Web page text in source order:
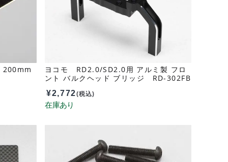
200mm
ヨコモ RD2.0/SD2.0用 アルミ製 フロ
ント バルクヘッド ブリッジ RD-302FB
¥2,772(税込)